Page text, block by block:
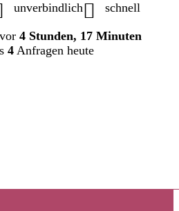
4 Stunden, 17 Minuten
4Anfragen heute
unverbindlich schnell